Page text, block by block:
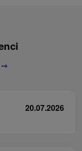
20.07.2026